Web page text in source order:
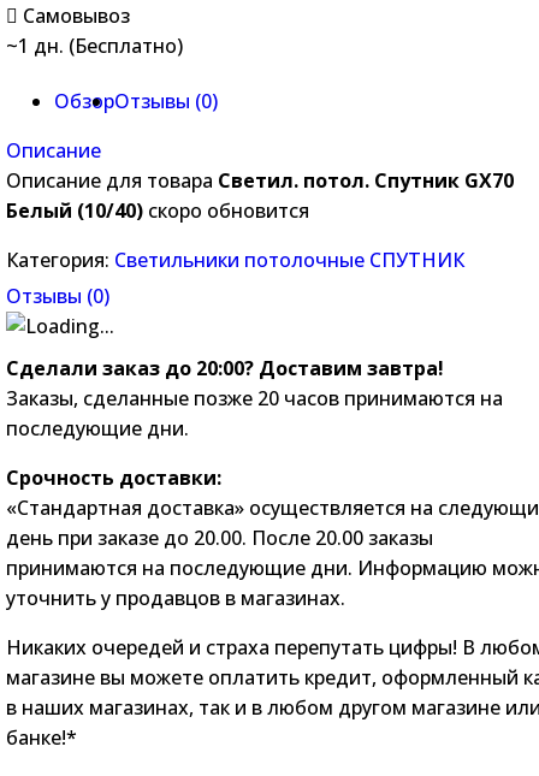
Самовывоз
~1 дн. (Бесплатно)
ОбзорОтзывы (0)
Описание
Описание для товара Светил. потол. Спутник GX70
Белый (10/40) скоро обновится
Категория: Светильники потолочные СПУТНИК
Отзывы (0)
Сделали заказ до 20:00? Доставим завтра!
Заказы, сделанные позже 20 часов принимаются на
последующие дни.
Срочность доставки:
«Стандартная доставка» осуществляется на
день при заказе до 20.00. После 20.00 заказы
принимаются на последующие дни. Информацию
уточнить у продавцов в магазинах.
Никаких очередей и страха перепутать цифры! В
магазине вы можете оплатить кредит, оформленный
в наших магазинах, так и в любом другом магазине
банке!*